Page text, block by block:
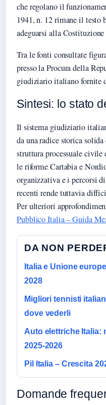
che regolano il
1941, n. 12 rimane il testo
adeguarsi alla
Tra le fonti consultate
presso la Procura della
giudiziario italiano fornite
Sintesi: lo stato
Il sistema giudiziario
da una radice storica
struttura processuale civile
le riforme Cartabia e
organizzativa e i percorsi
recenti rende tuttavia
Per ulteriori
Pubblico Italia – Guida
DA NON
Italia e Unione
2028
Migliori tennisti
dove vederli
Auto elettriche Italia:
2025-2026
Pil Italia – Crescita
Domande